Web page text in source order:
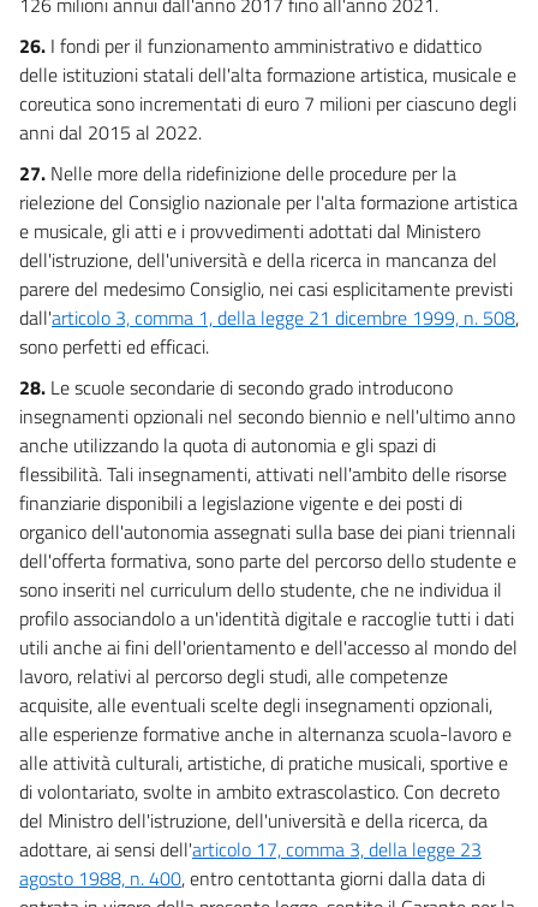
26. I fondi per il funzionamento amministrativo e didattico
delle istituzioni statali dell'alta formazione artistica, musicale e
coreutica sono incrementati di euro 7 milioni per ciascuno degli
anni dal 2015 al 2022.
27. Nelle more della ridefinizione delle procedure per la
rielezione del Consiglio nazionale per l'alta formazione artistica
e musicale, gli atti e i provvedimenti adottati dal Ministero
dell'istruzione, dell'università e della ricerca in mancanza del
parere del medesimo Consiglio, nei casi esplicitamente previsti
dall'articolo 3, comma 1, della legge 21 dicembre 1999, n. 508,
sono perfetti ed efficaci.
28. Le scuole secondarie di secondo grado introducono
insegnamenti opzionali nel secondo biennio e nell'ultimo anno
anche utilizzando la quota di autonomia e gli spazi di
flessibilità. Tali insegnamenti, attivati nell'ambito delle risorse
finanziarie disponibili a legislazione vigente e dei posti di
organico dell'autonomia assegnati sulla base dei piani triennali
dell'offerta formativa, sono parte del percorso dello studente e
sono inseriti nel curriculum dello studente, che ne individua il
profilo associandolo a un'identità digitale e raccoglie tutti i dati
utili anche ai fini dell'orientamento e dell'accesso al mondo del
lavoro, relativi al percorso degli studi, alle competenze
acquisite, alle eventuali scelte degli insegnamenti opzionali,
alle esperienze formative anche in alternanza scuola-lavoro e
alle attività culturali, artistiche, di pratiche musicali, sportive e
di volontariato, svolte in ambito extrascolastico. Con decreto
del Ministro dell'istruzione, dell'università e della ricerca, da
adottare, ai sensi dell'articolo 17, comma 3, della legge 23
agosto 1988, n. 400, entro centottanta giorni dalla data di